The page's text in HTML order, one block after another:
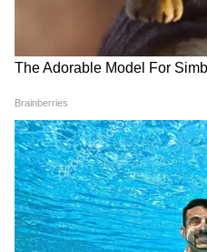
12
Image Credit :ISTOCK
এমপ্লয়িজ পেনশন স্কিম